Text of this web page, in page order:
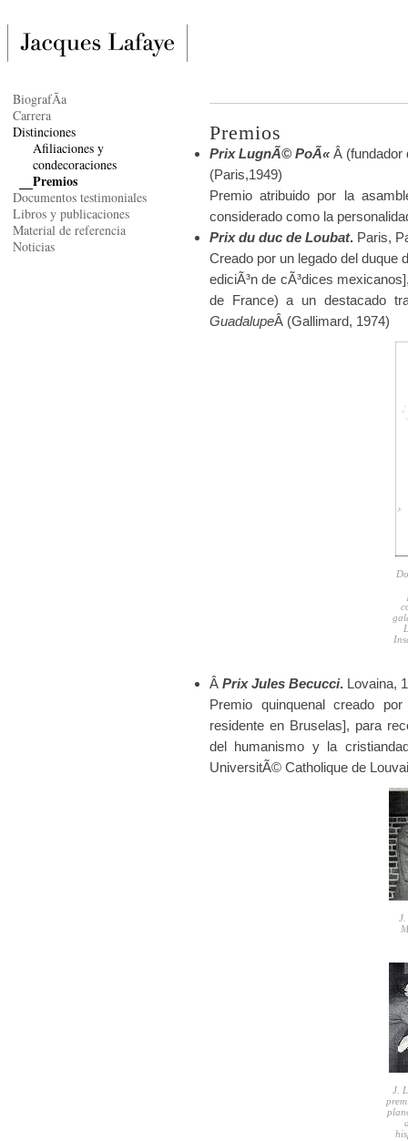
Premios
Prix LugnÃ© PoÃ« Â
(Paris,1949)
Premio atribuido por la
considerado como la
Prix du duc de Loubat. Paris,
Creado por un legado del duque
ediciÃ³n de cÃ³dices
de France) a un destacado
GuadalupeÂ (Gallimard, 1974)
Â Prix Jules Becucci. Lovaina,
Premio quinquenal creado
residente en Bruselas], para
del humanismo y la
UniversitÃ© Catholique de
J.
J.
BiografÃ­a
Carrera
Distinciones
Afiliaciones y
condecoraciones
Premios
Documentos testimoniales
Libros y publicaciones
Material de referencia
Noticias